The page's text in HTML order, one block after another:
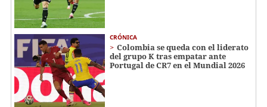
CRÓNICA
Colombia se queda con el liderato
del grupo K tras empatar ante
Portugal de CR7 en el Mundial 2026